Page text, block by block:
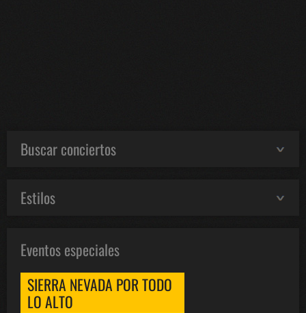
Buscar conciertos
Estilos
Eventos especiales
SIERRA NEVADA POR TODO
LO ALTO